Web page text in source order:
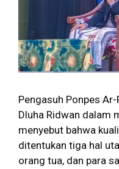
Pengasuh Ponpes
Dluha Ridwan dalam
menyebut bahwa
ditentukan tiga hal
orang tua, dan para